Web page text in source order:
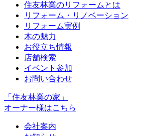
住友林業のリフォームとは
リフォーム・リノベーション
リフォーム実例
木の魅力
お役立ち情報
店舗検索
イベント参加
お問い合わせ
「住友林業の家」
オーナー様はこちら
会社案内